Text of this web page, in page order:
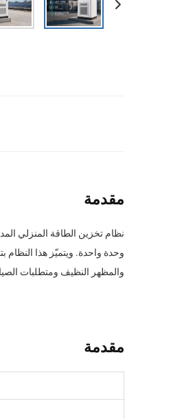
مقدمة
والمظهر النظيف ومتطلبات
مقدمة